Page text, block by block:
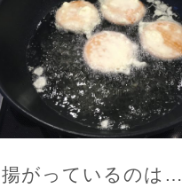
がっているのは…